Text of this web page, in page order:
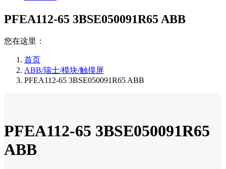
PFEA112-65 3BSE050091R65 ABB
您在这里：
首页
ABB/瑞士/模块/触摸屏
PFEA112-65 3BSE050091R65 ABB
PFEA112-65 3BSE050091R65
ABB